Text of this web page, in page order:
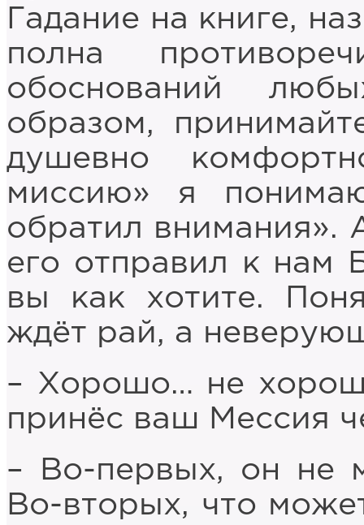
Гадание на книге,
полна
обоснований
образом,
душевно
миссию» я
обратил внимания».
его отправил к нам
вы как хотите.
ждёт рай, а
– Хорошо… не
принёс ваш Мессия
– Во-первых, он не
Во-вторых, что